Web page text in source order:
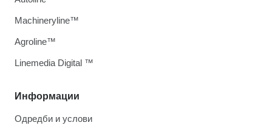
Информации
Одредби и услови
Machineryline™
Agroline™
Linemedia Digital ™